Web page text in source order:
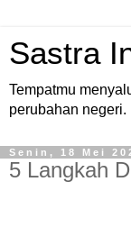
Sastra
Tempatmu
perubahan
Senin, 18 Mei
5 Langkah